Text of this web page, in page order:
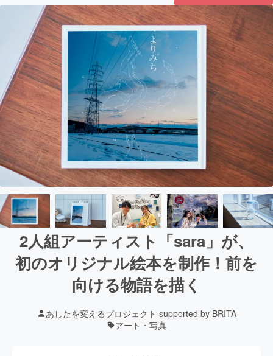
2人組アーティスト「sara」が、
初のオリジナル絵本を制作！前を
向ける物語を描く
あしたを変えるプロジェクト supported by BRITA
アート・写真